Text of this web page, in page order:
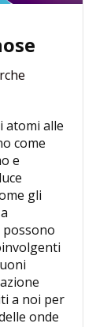
atomi alle
come
e
gli
possono
a noi per
onde